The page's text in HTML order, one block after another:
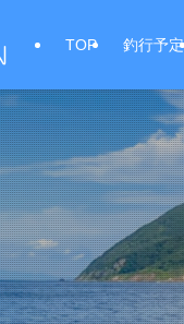
TOP 釣行予定